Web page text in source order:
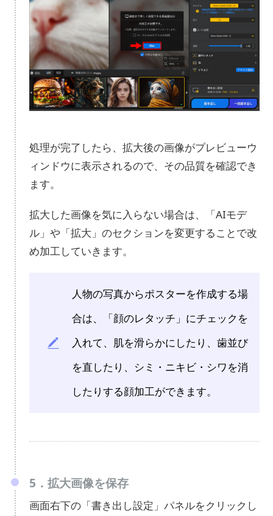
処理が完了したら、拡大後の画像がプレビューウ
ィンドウに表示されるので、その品質を確認でき
ます。
拡大した画像を気に入らない場合は、「AIモデ
ル」や「拡大」のセクションを変更することで改
め加工していきます。
人物の写真からポスターを作成する場
合は、「顔のレタッチ」にチェックを
入れて、肌を滑らかにしたり、歯並び
を直したり、シミ・ニキビ・シワを消
したりする顔加工ができます。
5．拡大画像を保存
画面右下の「書き出し設定」パネルをクリックし